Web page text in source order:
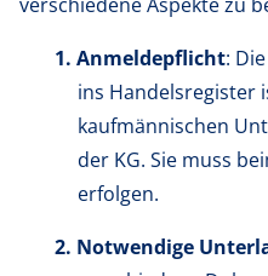
Anmeldepflicht:
ins Handelsregister
kaufmännischen
der KG. Sie muss
erfolgen.
Notwendige